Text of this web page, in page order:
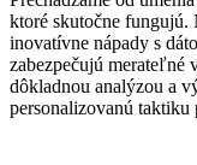
ktoré skutočne fungujú.
inovatívne nápady s
zabezpečujú merateľné
dôkladnou analýzou a
personalizovanú taktiku